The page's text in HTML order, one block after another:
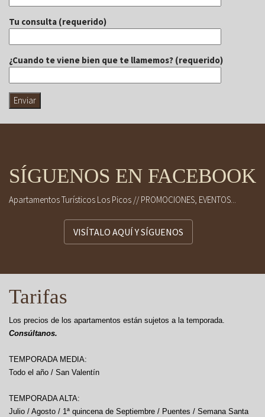
Tu consulta (requerido)
¿Cuando te viene bien que te llamemos? (requerido)
SÍGUENOS EN FACEBOOK
Apartamentos Turísticos Los Picos // PROMOCIONES, EVENTOS...
VISÍTALO AQUÍ Y SÍGUENOS
Tarifas
Los precios de los apartamentos están sujetos a la temporada.
Consúltanos.
TEMPORADA MEDIA:
Todo el año / San Valentín
TEMPORADA ALTA:
Julio / Agosto / 1ª quincena de Septiembre / Puentes / Semana Santa